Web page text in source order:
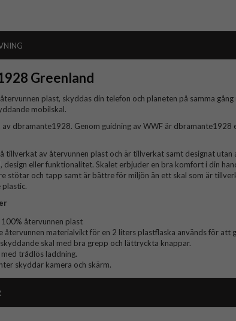
Greenland
plast, skyddas din telefon och planeten på samma
mobilskal.
av dbramante1928. Genom guidning av WWF är
tillverkat av återvunnen plast och är tillverkat samt designat utan
design eller funktionalitet. Skalet erbjuder en bra komfort i din
stötar och tapp samt är bättre för miljön än ett skal som är
plastic.
återvunnen plast
återvunnen materialvikt för en 2 liters plastflaska används för att
skal med bra grepp och lättryckta knappar.
trådlös laddning.
skyddar kamera och skärm.